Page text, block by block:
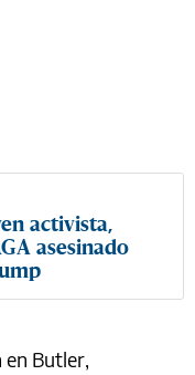
activista,
asesinado
en Butler,